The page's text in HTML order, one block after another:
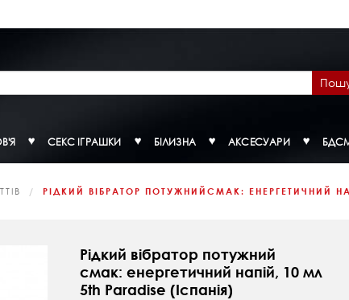
СЕКС ІГРАШКИ БІЛИЗНА АКСЕСУАРИ
РІДКИЙ ВІБРАТОР ПОТУЖНИЙСМАК: ЕНЕРГЕТИЧНИЙ
Рідкий вібратор потужний
смак: енергетичний напій, 10 мл
5th Paradise (Іспанія)